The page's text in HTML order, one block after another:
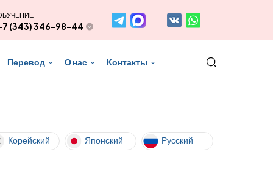
(343) 346-98-44
Перевод О нас Контакты
Корейский Японский Русский